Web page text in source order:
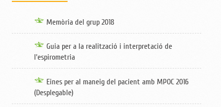
Memòria del grup 2018
Guia per a la realització i interpretació de
l'espirometria
Eines per al maneig del pacient amb MPOC 2016
(Desplegable)